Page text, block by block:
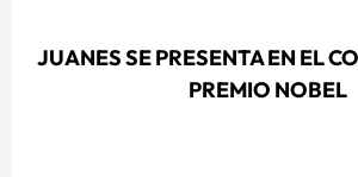
JUANES SE PRESENTA EN EL
PREMIO NOBEL